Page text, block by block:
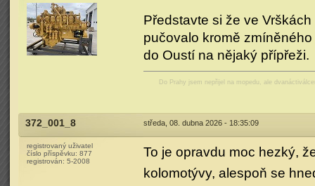
Představte si že ve
pučovalo kromě
do Oustí na nějaký přípřeži.
Do Prahy jsem nepřijel na mopedu, ale
372_001_8 středa, 08. dubna 2026 - 18:35:09
registrovaný uživatel
číslo příspěvku: 877
registrován: 5-2008
To je opravdu moc hezký,
kolomotývy, alespoň se